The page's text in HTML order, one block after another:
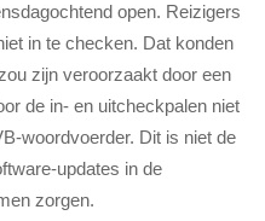
open. Reizigers
in te checken. Dat konden
zijn veroorzaakt door een
de in- en uitcheckpalen niet
woordvoerder. Dit is niet de
updates in de
zorgen.